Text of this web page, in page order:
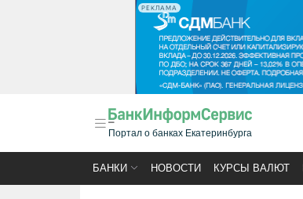
РЕКЛАМА
Портал о банках Екатеринбурга
БАНКИ НОВОСТИ КУРСЫ ВАЛЮТ